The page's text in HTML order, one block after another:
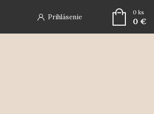
Prihlásenie
0 ks
0 €